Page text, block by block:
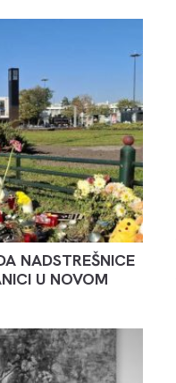
NADSTREŠNICE
U NOVOM